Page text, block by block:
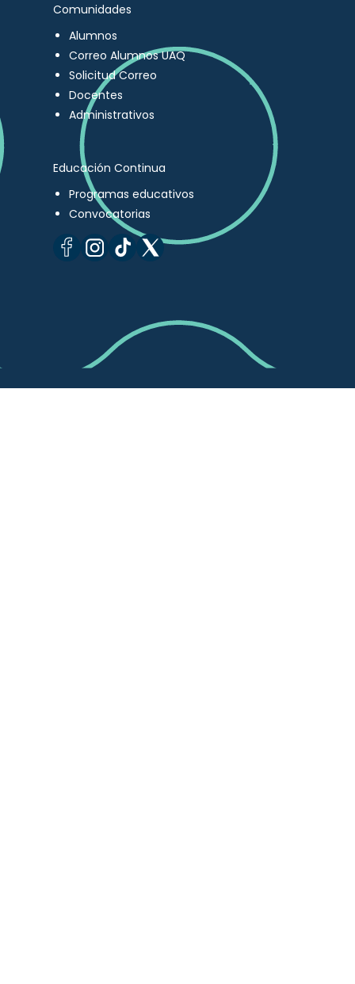
Comunidades
Alumnos
Correo Alumnos UAQ
Solicitud Correo
Docentes
Administrativos
Educación Continua
Programas educativos
Convocatorias